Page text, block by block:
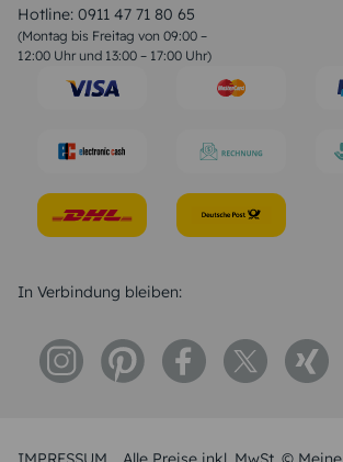
Hotline: 0911 47 71 80 65
(Montag bis Freitag von 09:00 –
12:00 Uhr und 13:00 – 17:00 Uhr)
Liebessprüche
Geburtstagssprüche
Trauersprüche
Konfirmation Glückwünsche
In Verbindung bleiben: